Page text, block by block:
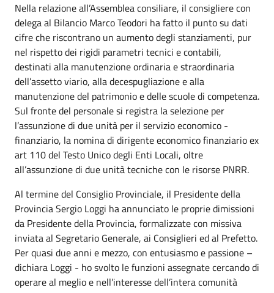
Nella relazione all’Assemblea consiliare, il consigliere con
delega al Bilancio Marco Teodori ha fatto il punto su dati
cifre che riscontrano un aumento degli stanziamenti, pur
nel rispetto dei rigidi parametri tecnici e contabili,
destinati alla manutenzione ordinaria e straordinaria
dell’assetto viario, alla decespugliazione e alla
manutenzione del patrimonio e delle scuole di competenza.
Sul fronte del personale si registra la selezione per
l’assunzione di due unità per il servizio economico -
finanziario, la nomina di dirigente economico finanziario ex
art 110 del Testo Unico degli Enti Locali, oltre
all’assunzione di due unità tecniche con le risorse PNRR.
Al termine del Consiglio Provinciale, il Presidente della
Provincia Sergio Loggi ha annunciato le proprie dimissioni
da Presidente della Provincia, formalizzate con missiva
inviata al Segretario Generale, ai Consiglieri ed al Prefetto.
Per quasi due anni e mezzo, con entusiasmo e passione –
dichiara Loggi - ho svolto le funzioni assegnate cercando di
operare al meglio e nell’interesse dell’intera comunità